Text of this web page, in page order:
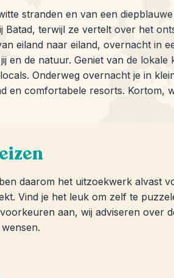
stranden en van een
Batad, terwijl ze vertelt over het
eiland naar eiland, overnacht in
en de natuur. Geniet van de lokale
Onderweg overnacht je in
en comfortabele resorts. Kortom,
daarom het uitzoekwerk alvast
Vind je het leuk om zelf te
aan, wij adviseren over